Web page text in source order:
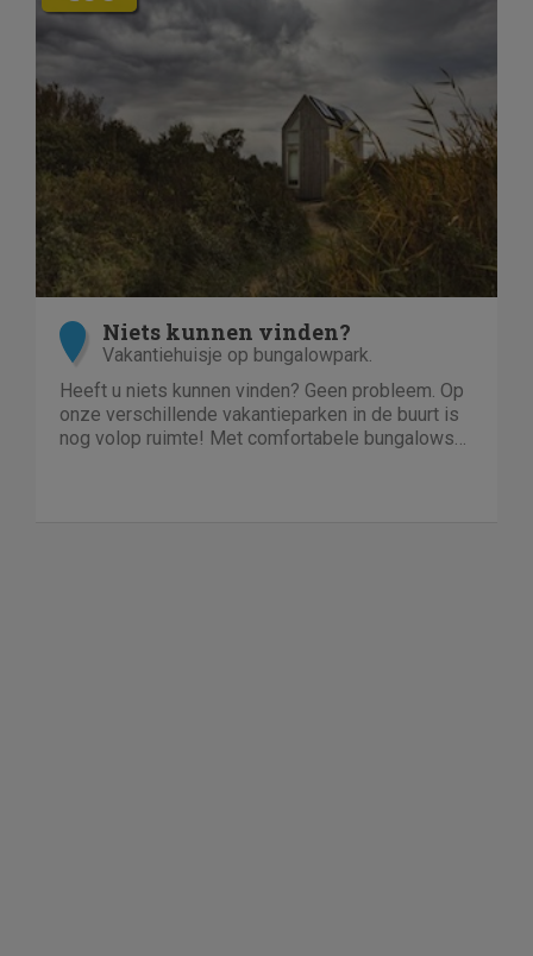
Niets kunnen vinden?
Vakantiehuisje op bungalowpark.
Heeft u niets kunnen vinden? Geen probleem. Op
onze verschillende vakantieparken in de buurt is
nog volop ruimte! Met comfortabele bungalows